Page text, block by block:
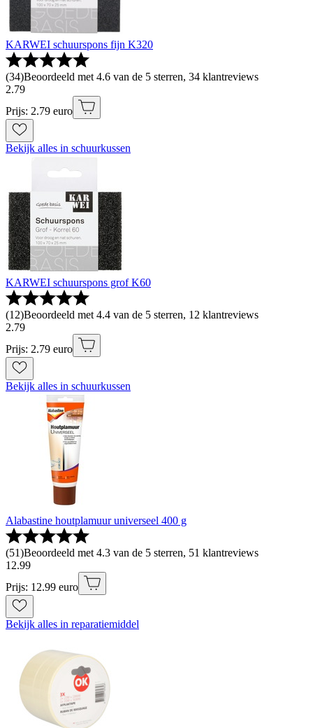
KARWEI schuurspons fijn K320
(34)Beoordeeld met 4.6 van de 5 sterren, 34 klantreviews
2.79
Prijs: 2.79 euro
Bekijk alles in schuurkussen
KARWEI schuurspons grof K60
(12)Beoordeeld met 4.4 van de 5 sterren, 12 klantreviews
2.79
Prijs: 2.79 euro
Bekijk alles in schuurkussen
Alabastine houtplamuur universeel 400 g
(51)Beoordeeld met 4.3 van de 5 sterren, 51 klantreviews
12.99
Prijs: 12.99 euro
Bekijk alles in reparatiemiddel